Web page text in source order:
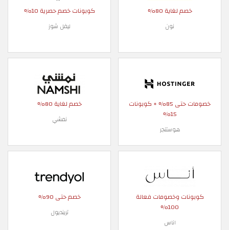
خصم لغاية 80%
نون
كوبونات خصم حصرية 10%
ليفل شوز
خصومات حتى 85% + كوبونات
15%
هوستنجر
خصم لغاية 80%
نمشي
كوبونات وخصومات فعالة
100%
اناس
خصم حتى 90%
ترينديول